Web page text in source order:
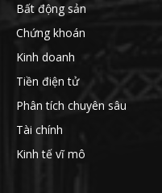
Bất động sản
Chứng khoán
Kinh doanh
Tiền điện tử
Phân tích chuyên sâu
Tài chính
Kinh tế vĩ mô